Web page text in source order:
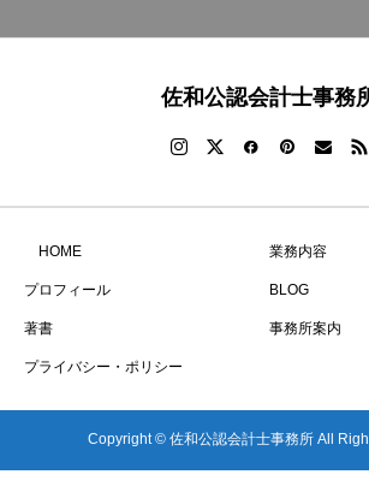
佐和公認会計士事務
HOME 業務内容
プロフィール BLOG
著書 事務所案内
プライバシー・ポリシー
Copyright © 佐和公認会計士事務所 All